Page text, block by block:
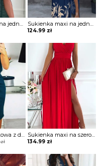
Sukienka maxi na jedno ramię z drapowaniem Sukienka maxi na jedno ramię z zabudowanym dekoltem
124.99 zł
Sukienka ołówkowa z drapowaniem i dekoltem w łódkę
zł
Sukienka maxi na szerokich ramiączkach z kopertową górą i rozporkiem
134.99 zł